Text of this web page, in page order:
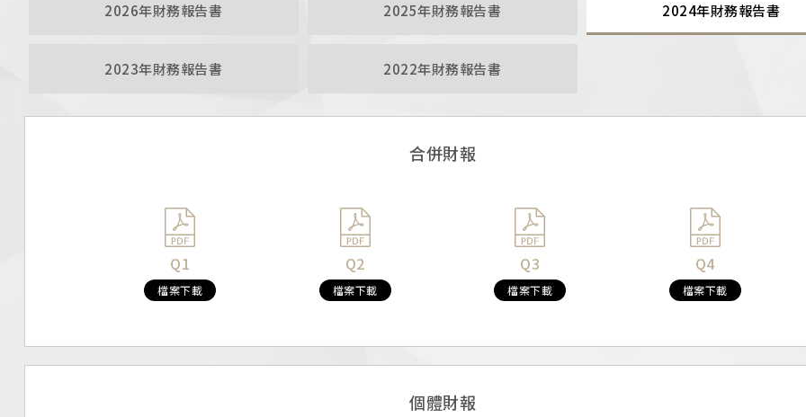
2026年財務報告書 2025年財務報告書 2024年財務報告書
2023年財務報告書 2022年財務報告書
合併財報
Q1
檔案下載
Q2
檔案下載
Q3
檔案下載
Q4
檔案下載
個體財報